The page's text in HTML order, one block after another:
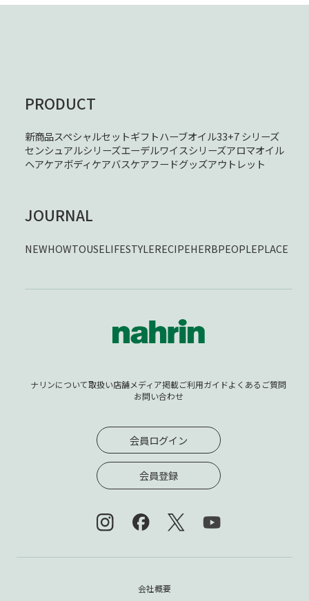
PRODUCT
新商品スペシャルセットギフトハーブオイル33+7 シリーズ
センシュアルシリーズエーデルワイスシリーズアロマオイル
ヘアケアボディケアバスケアフードグッズアウトレット
JOURNAL
NEWHOWTOUSELIFESTYLERECIPEHERBPEOPLEPLACE
ナリンについて取扱い店舗メディア掲載ご利用ガイドよくあるご質問
お問い合わせ
会員ログイン
会員登録
会社概要